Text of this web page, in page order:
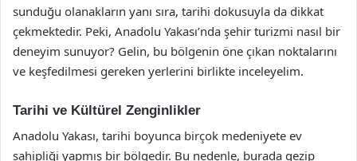
sunduğu olanakların yanı sıra, tarihi dokusuyla da dikkat
çekmektedir. Peki, Anadolu Yakası’nda şehir turizmi nasıl bir
deneyim sunuyor? Gelin, bu bölgenin öne çıkan noktalarını
ve keşfedilmesi gereken yerlerini birlikte inceleyelim.
Tarihi ve Kültürel Zenginlikler
Anadolu Yakası, tarihi boyunca birçok medeniyete ev
sahipliği yapmış bir bölgedir. Bu nedenle, burada gezip